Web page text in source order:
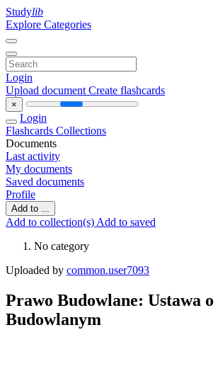
Studylib
Explore Categories
Login
Upload document Create flashcards
×
Login
Flashcards Collections
Documents
Last activity
My documents
Saved documents
Profile
Add to ...
Add to collection(s) Add to saved
No category
Uploaded by common.user7093
Prawo Budowlane: Ustawa o
Budowlanym